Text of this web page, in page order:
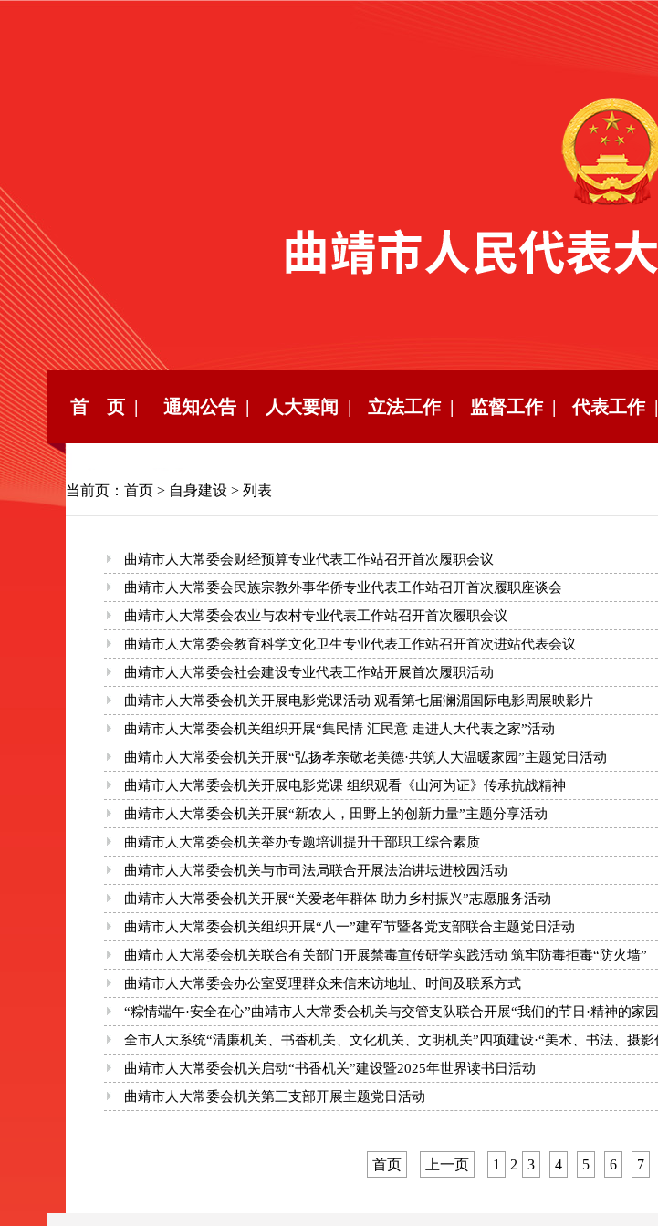
首 页 | 通知公告 | 人大要闻 | 立法工作 | 监督工作 | 代表工作 |
当前页： 首页 > 自身建设 > 列表
曲靖市人大常委会财经预算专业代表工作站召开首次履职会议
曲靖市人大常委会民族宗教外事华侨专业代表工作站召开首次履职座谈会
曲靖市人大常委会农业与农村专业代表工作站召开首次履职会议
曲靖市人大常委会教育科学文化卫生专业代表工作站召开首次进站代表会议
曲靖市人大常委会社会建设专业代表工作站开展首次履职活动
曲靖市人大常委会机关开展电影党课活动 观看第七届澜湄国际电影周展映影片
曲靖市人大常委会机关组织开展“集民情 汇民意 走进人大代表之家”活动
曲靖市人大常委会机关开展“弘扬孝亲敬老美德·共筑人大温暖家园”主题党日活动
曲靖市人大常委会机关开展电影党课 组织观看《山河为证》传承抗战精神
曲靖市人大常委会机关开展“新农人，田野上的创新力量”主题分享活动
曲靖市人大常委会机关举办专题培训提升干部职工综合素质
曲靖市人大常委会机关与市司法局联合开展法治讲坛进校园活动
曲靖市人大常委会机关开展“关爱老年群体 助力乡村振兴”志愿服务活动
曲靖市人大常委会机关组织开展“八一”建军节暨各党支部联合主题党日活动
曲靖市人大常委会机关联合有关部门开展禁毒宣传研学实践活动 筑牢防毒拒毒“防火墙”
曲靖市人大常委会办公室受理群众来信来访地址、时间及联系方式
“粽情端午·安全在心”曲靖市人大常委会机关与交管支队联合开展“我们的节日·精神的家
全市人大系统“清廉机关、书香机关、文化机关、文明机关”四项建设·“美术、书法、摄
曲靖市人大常委会机关启动“书香机关”建设暨2025年世界读书日活动
曲靖市人大常委会机关第三支部开展主题党日活动
首页 上一页 1 2 3 4 5 6 7